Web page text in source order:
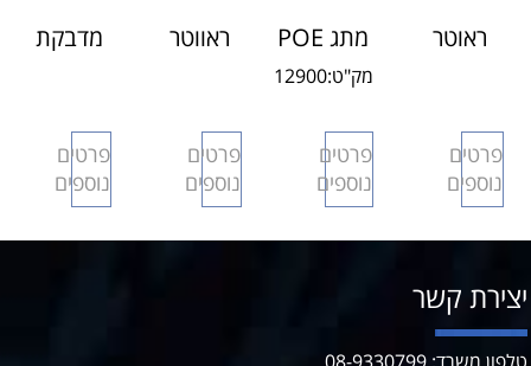
ראוטר
4G
אולטרה
פרטים
נוספים
מתג POE
מק"ט:12900
פרטים
נוספים
ראווטר
פרטים
נוספים
מדבקת
פרטים
נוספים
קשר